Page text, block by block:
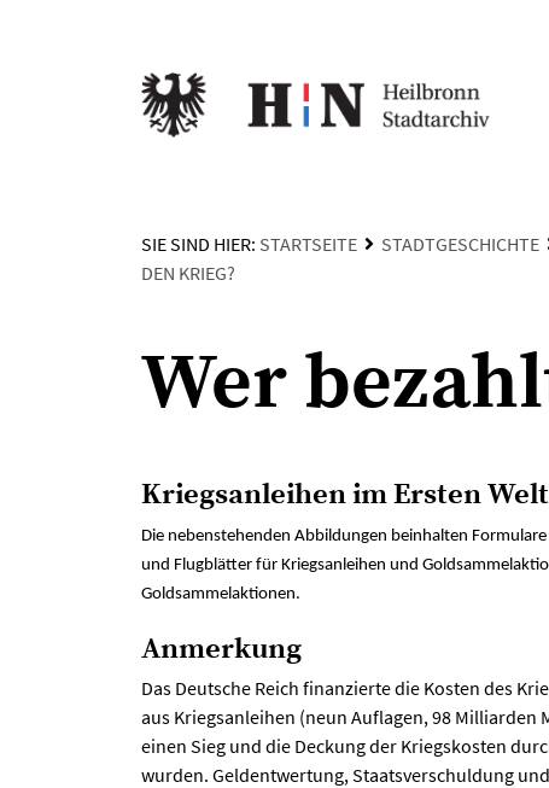
SIE SIND HIER: STARTSEITE STADTGESCHICHTE
DEN KRIEG?
Wer
Kriegsanleihen im Ersten
Die nebenstehenden Abbildungen beinhalten
und Flugblätter für Kriegsanleihen und
Goldsammelaktionen.
Anmerkung
Das Deutsche Reich finanzierte die Kosten des
aus Kriegsanleihen (neun Auflagen, 98 Milliarden
einen Sieg und die Deckung der Kriegskosten
wurden. Geldentwertung, Staatsverschuldung